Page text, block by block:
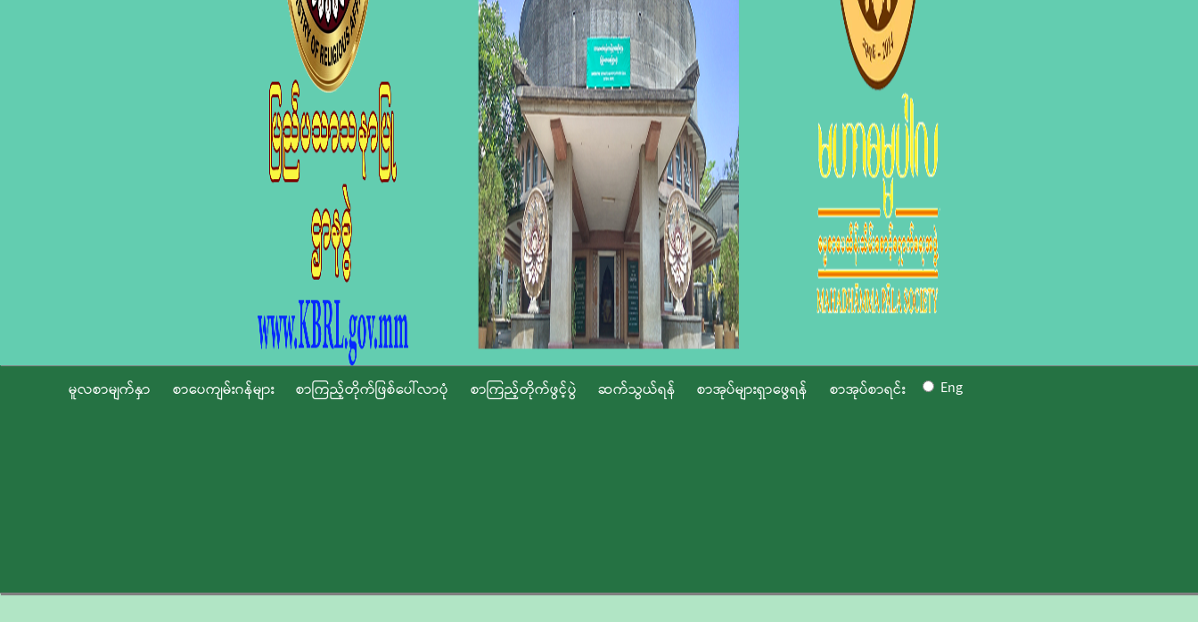
မူလစာမျက်နှာ စာပေကျမ်းဂန်များ စာကြည့်တိုက်ဖြစ်ပေါ်လာပုံ စာကြည့်တိုက်ဖွင့်ပွဲ ဆက်သွယ်ရန် စာအုပ်များရှာဖွေရန် စာအုပ်စာရင်း Eng